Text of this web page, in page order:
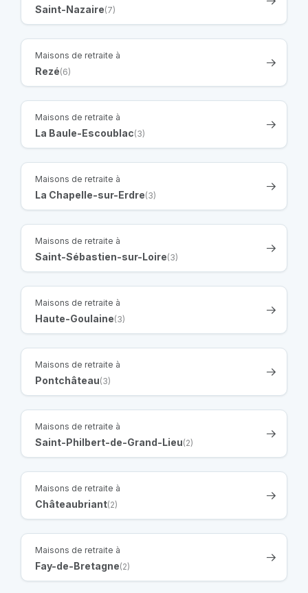
Saint-Nazaire(7)
Maisons de retraite à
Rezé(6)
Maisons de retraite à
La Baule-Escoublac(3)
Maisons de retraite à
La Chapelle-sur-Erdre(3)
Maisons de retraite à
Saint-Sébastien-sur-Loire(3)
Maisons de retraite à
Haute-Goulaine(3)
Maisons de retraite à
Pontchâteau(3)
Maisons de retraite à
Saint-Philbert-de-Grand-Lieu(2)
Maisons de retraite à
Châteaubriant(2)
Maisons de retraite à
Fay-de-Bretagne(2)